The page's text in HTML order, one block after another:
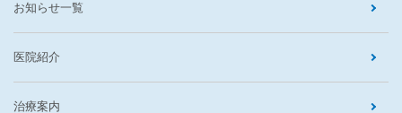
お知らせ一覧
医院紹介
治療案内